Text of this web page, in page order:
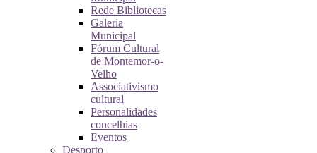
Rede Bibliotecas
Galeria
Municipal
Fórum Cultural
de Montemor-o-
Velho
Associativismo
cultural
Personalidades
concelhias
Eventos
Desporto